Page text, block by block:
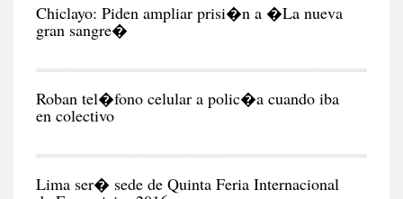
Chiclayo: Piden ampliar prisi�n a �La nueva
gran sangre�
Roban tel�fono celular a polic�a cuando iba
en colectivo
Lima ser� sede de Quinta Feria Internacional